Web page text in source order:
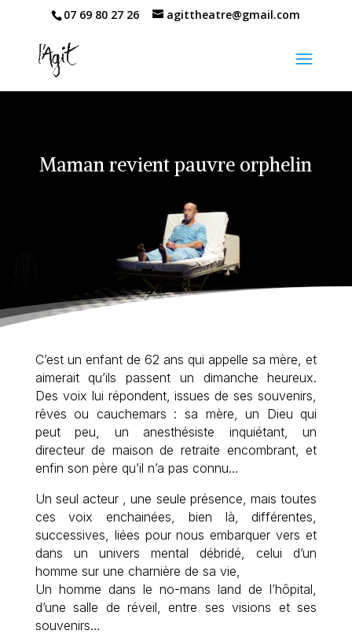
07 69 80 27 26 agittheatre@gmail.com
Maman revient pauvre orphelin
C’est un enfant de 62 ans qui appelle sa mère, et
aimerait qu’ils passent un dimanche heureux.
Des voix lui répondent, issues de ses souvenirs,
rêves ou cauchemars : sa mère, un Dieu qui
peut peu, un anesthésiste inquiétant, un
directeur de maison de retraite encombrant, et
enfin son père qu’il n’a pas connu…
Un seul acteur , une seule présence, mais toutes
ces voix enchainées, bien là, différentes,
successives, liées pour nous embarquer vers et
dans un univers mental débridé, celui d’un
homme sur une charnière de sa vie,
Un homme dans le no-mans land de l’hôpital,
d’une salle de réveil, entre ses visions et ses
souvenirs…